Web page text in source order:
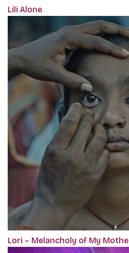
Lili Alone
Lori – Melancholy of My